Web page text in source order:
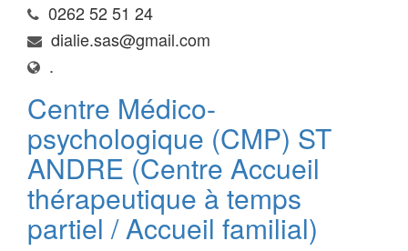
0262 52 51 24
dialie.sas@gmail.com
.
Centre Médico-
psychologique (CMP) ST
ANDRE (Centre Accueil
thérapeutique à temps
partiel / Accueil familial)